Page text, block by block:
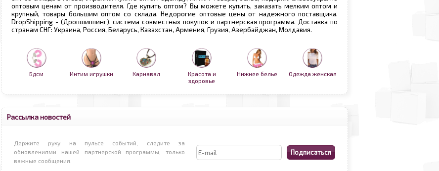
оптовым ценам от производителя. Где купить оптом? Вы можете купить, заказать мелким оптом и
крупный, товары большим оптом со склада. Недорогие оптовые цены от надежного поставщика.
DropShipping - (Дропшиппинг), система совместных покупок и партнерская программа. Доставка по
странам СНГ: Украина, Россия, Беларусь, Казахстан, Армения, Грузия, Азербайджан, Молдавия.
Бдсм Интим игрушки Карнавал
Красота и
здоровье
Нижнее белье Одежда женская
Рассылка новостей
Держите руку на пульсе событий, следите за
обновлениями нашей партнерской программы, только
важные сообщения.